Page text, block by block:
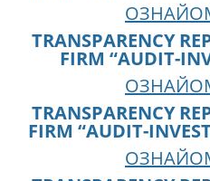
TRANSPARENCY
FIRM “AUDIT-
TRANSPARENCY
FIRM “AUDIT-